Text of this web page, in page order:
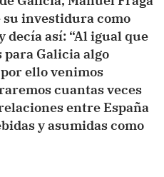
investidura como
decía así: “Al igual que
para Galicia algo
ello venimos
cuantas veces
entre España
y asumidas como